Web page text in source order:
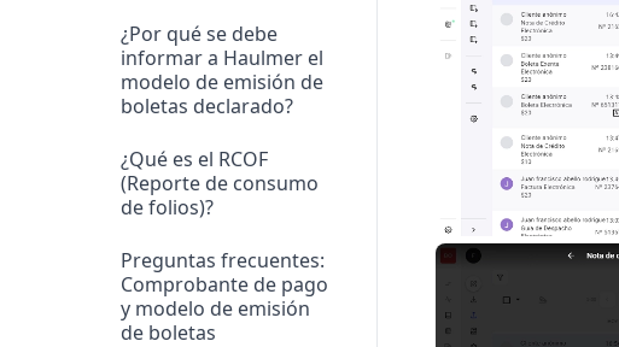
¿Por qué se debe
informar a Haulmer el
modelo de emisión de
boletas declarado?
¿Qué es el RCOF
(Reporte de consumo
de folios)?
Preguntas frecuentes:
Comprobante de pago
y modelo de emisión
de boletas